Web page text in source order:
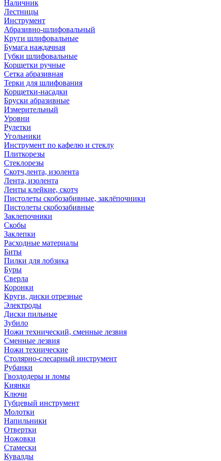
Наличник
Лестницы
Инструмент
Абразивно-шлифовальный
Круги шлифовальные
Бумага наждачная
Губки шлифовальные
Корщетки ручные
Сетка абразивная
Терки для шлифования
Корщетки-насадки
Бруски абразивные
Измерительный
Уровни
Рулетки
Угольники
Инструмент по кафелю и стеклу
Плиткорезы
Стеклорезы
Скотч,лента, изолента
Лента, изолента
Ленты клейкие, скотч
Пистолеты скобозабивные, заклёпочники
Пистолеты скобозабивные
Заклепочники
Скобы
Заклепки
Расходные материалы
Биты
Пилки для лобзика
Буры
Сверла
Коронки
Круги, диски отрезные
Электроды
Диски пильные
Зубило
Ножи технический, сменные лезвия
Сменные лезвия
Ножи технические
Столярно-слесарный инструмент
Рубанки
Гвоздодеры и ломы
Киянки
Ключи
Губцевый инструмент
Молотки
Напильники
Отвертки
Ножовки
Стамески
Кувалды